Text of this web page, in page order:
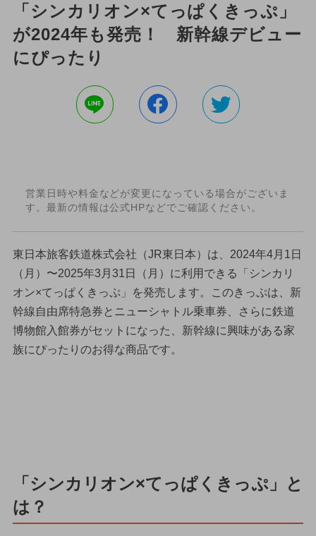
「シンカリオン×てっぱくきっぷ」
が2024年も発売！ 新幹線デビュー
にぴったり
営業日時や料金などが変更になっている場合がございま
す。最新の情報は公式HPなどでご確認ください。
東日本旅客鉄道株式会社（JR東日本）は、2024年4月1日
（月）〜2025年3月31日（月）に利用できる「シンカリ
オン×てっぱくきっぷ」を発売します。このきっぷは、新
幹線自由席特急券とニューシャトル乗車券、さらに鉄道
博物館入館券がセットになった、新幹線に興味がある家
族にぴったりのお得な商品です。
「シンカリオン×てっぱくきっぷ」と
は？